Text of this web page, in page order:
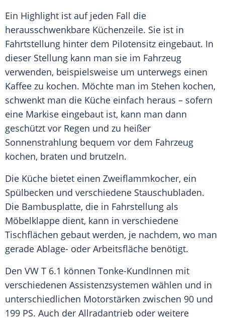
Ein Highlight ist auf jeden Fall die
herausschwenkbare Küchenzeile. Sie ist in
Fahrtstellung hinter dem Pilotensitz eingebaut. In
dieser Stellung kann man sie im Fahrzeug
verwenden, beispielsweise um unterwegs einen
Kaffee zu kochen. Möchte man im Stehen kochen,
schwenkt man die Küche einfach heraus – sofern
eine Markise eingebaut ist, kann man dann
geschützt vor Regen und zu heißer
Sonnenstrahlung bequem vor dem Fahrzeug
kochen, braten und brutzeln.
Die Küche bietet einen Zweiflammkocher, ein
Spülbecken und verschiedene Stauschubladen.
Die Bambusplatte, die in Fahrstellung als
Möbelklappe dient, kann in verschiedene
Tischflächen gebaut werden, je nachdem, wo man
gerade Ablage- oder Arbeitsfläche benötigt.
Den VW T 6.1 können Tonke-KundInnen mit
verschiedenen Assistenzsystemen wählen und in
unterschiedlichen Motorstärken zwischen 90 und
199 PS. Auch der Allradantrieb oder weitere